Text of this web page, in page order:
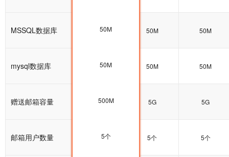
MSSQL数据库 50M 50M 50M
mysql数据库 50M 50M 50M
赠送邮箱容量 5G 5G 5G
邮箱用户数量 5个 5个 5个
50M
50M
500M
5个